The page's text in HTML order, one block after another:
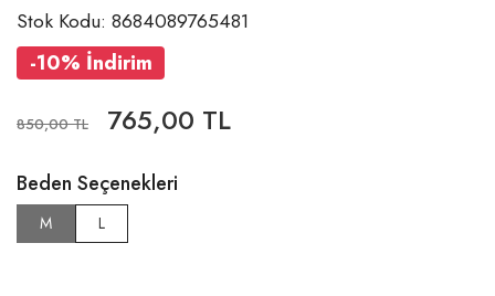
Stok Kodu: 8684089765481
-10% İndirim
850,00 TL 765,00 TL
Beden Seçenekleri
M L